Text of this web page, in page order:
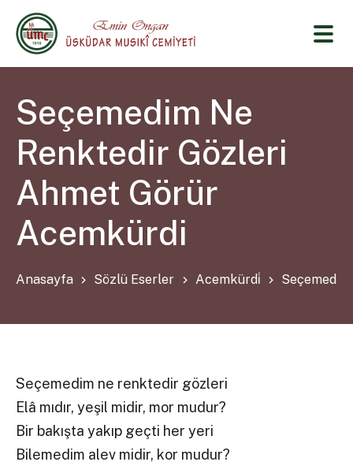
Seçemedim Ne
Renktedir Gözleri
Ahmet Görür
Acemkürdi
Anasayfa Sözlü Eserler Acemkürdi̇
Seçemedim ne renktedir gözleri
Elâ mıdır, yeşil midir, mor mudur?
Bir bakışta yakıp geçti her yeri
Bilemedim alev midir, kor mudur?